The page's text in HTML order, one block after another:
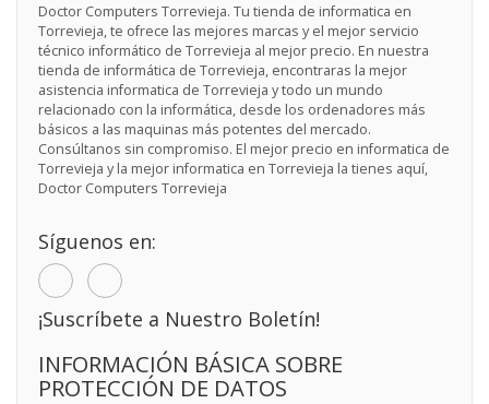
Doctor Computers Torrevieja. Tu tienda de informatica en
Torrevieja, te ofrece las mejores marcas y el mejor servicio
técnico informático de Torrevieja al mejor precio. En nuestra
tienda de informática de Torrevieja, encontraras la mejor
asistencia informatica de Torrevieja y todo un mundo
relacionado con la informática, desde los ordenadores más
básicos a las maquinas más potentes del mercado.
Consúltanos sin compromiso. El mejor precio en informatica de
Torrevieja y la mejor informatica en Torrevieja la tienes aquí,
Doctor Computers Torrevieja
Síguenos en:
¡Suscríbete a Nuestro Boletín!
INFORMACIÓN BÁSICA SOBRE
PROTECCIÓN DE DATOS